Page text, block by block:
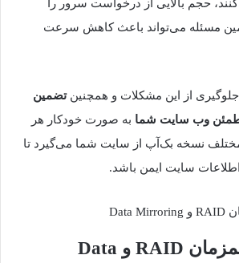
حجم بالایی از درخواست سرور را
مسئله می‌تواند باعث کاهش سرعت
جلوگیری از این مشکلات و همچنینتضمین
مطمئن وب سایت شما به صورت خودکار هر
نسخه بک‌آپ از سایت شما می‌گیرد تا
سایت ایمن باشد.
ذخیره سازی همزمان RAID و Data